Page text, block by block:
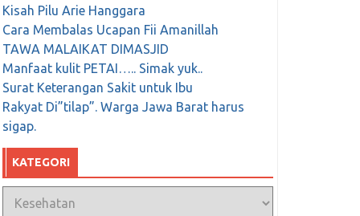
Kisah Pilu Arie Hanggara
Cara Membalas Ucapan Fii Amanillah
TAWA MALAIKAT DIMASJID
Manfaat kulit PETAI….. Simak yuk..
Surat Keterangan Sakit untuk Ibu
Rakyat Di”tilap”. Warga Jawa Barat harus
sigap.
KATEGORI
Kategori